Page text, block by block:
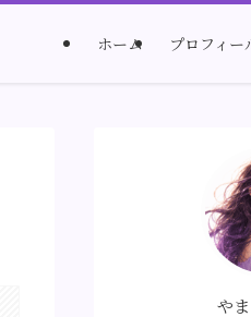
ホーム プロフィー
や